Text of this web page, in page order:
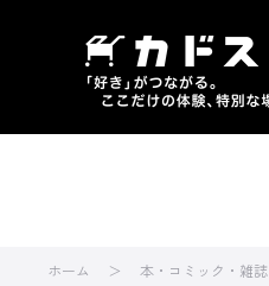
ホーム 本・コミック・雑誌